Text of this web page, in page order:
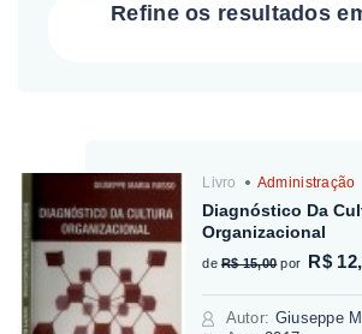
Refine os resultados
Livro Administração
Diagnóstico Da
Organizacional
de R$ 15,00 por R$
Autor: Giuseppe